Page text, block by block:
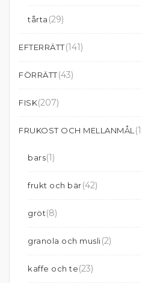
tårta (29)
EFTERRÄTT(141)
FÖRRÄTT(43)
FISK(207)
FRUKOST OCH MELLANMÅL
bars(1)
frukt och bär(42)
gröt(8)
granola och musli(2)
kaffe och te(23)